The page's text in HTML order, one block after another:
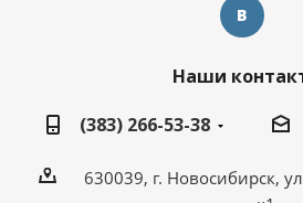
Наши
(383) 266-53-38
630039, г. Новосибирск,